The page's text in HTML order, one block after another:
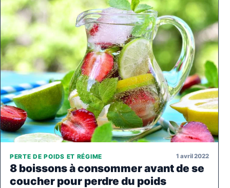
PERTE DE POIDS ET RÉGIME 1 avril 2022
8 boissons à consommer avant de se
coucher pour perdre du poids